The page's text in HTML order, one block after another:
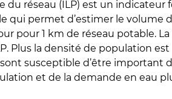
du réseau (ILP) est un indicateur
qui permet d’estimer le volume
pour 1 km de réseau potable.
Plus la densité de population est
susceptible d’être important
et de la demande en eau